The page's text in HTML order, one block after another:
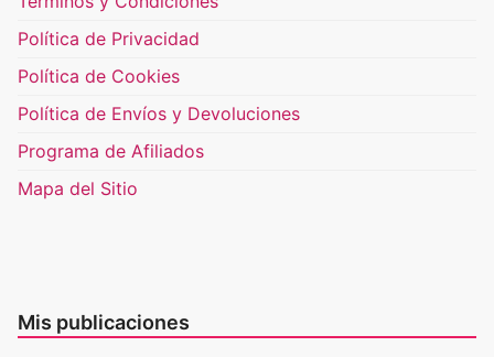
Política de Privacidad
Política de Cookies
Política de Envíos y Devoluciones
Programa de Afiliados
Mapa del Sitio
Mis publicaciones